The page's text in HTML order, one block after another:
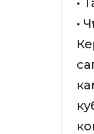
•
•